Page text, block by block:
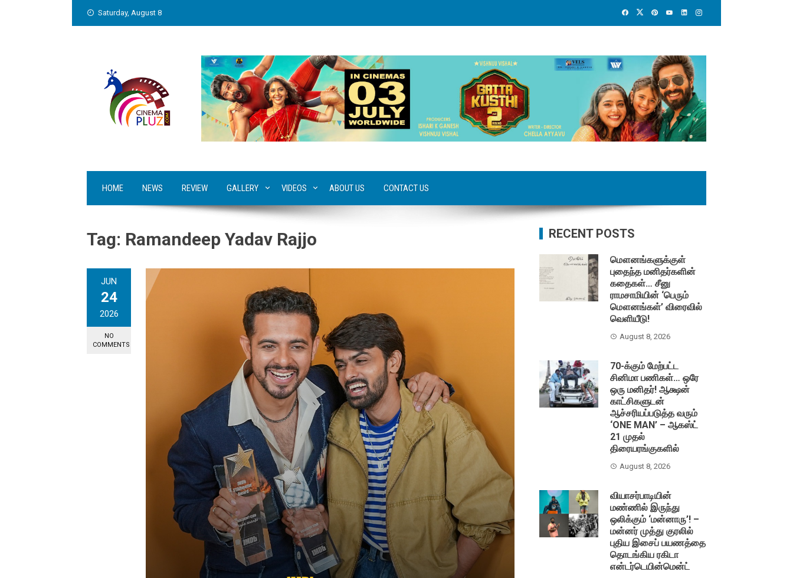
Saturday, August 8
HOME NEWS REVIEW GALLERY VIDEOS ABOUT US CONTACT US
Tag: Ramandeep Yadav Rajjo
JUN
24
2026
NO
COMMENTS
RECENT POSTS
மௌனங்களுக்குள்
புதைந்த மனிதர்களின்
கதைகள்… சீனு
ராமசாமியின் ‘பெரும்
மௌனங்கள்’ விரைவில்
வெளியீடு!
August 8, 2026
70-க்கும் மேற்பட்ட
சினிமா பணிகள்… ஒரே
ஒரு மனிதர்! ஆக்ஷன்
காட்சிகளுடன்
ஆச்சரியப்படுத்த வரும்
‘ONE MAN’ – ஆகஸ்ட்
21 முதல்
திரையரங்குகளில்
August 8, 2026
வியாசர்பாடியின்
மண்ணில் இருந்து
ஒலிக்கும் ‘மன்னாரு’! –
மன்னர் முத்து குரலில்
புதிய இசைப் பயணத்தை
தொடங்கிய ரகிடா
என்டர்டெயின்மென்ட்